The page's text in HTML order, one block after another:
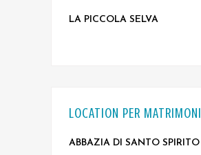
LA PICCOLA SELVA
LOCATION PER MATRIMONI
ABBAZIA DI SANTO SPIRITO